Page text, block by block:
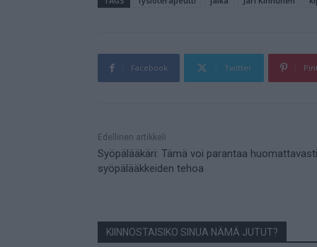
Facebook Twitter
Mainos
Edellinen artikkeli
Syöpälääkäri: Tämä voi parantaa huomattavasti
syöpälääkkeiden tehoa
KIINNOSTAISIKO SINUA NÄMÄ JUTUT?